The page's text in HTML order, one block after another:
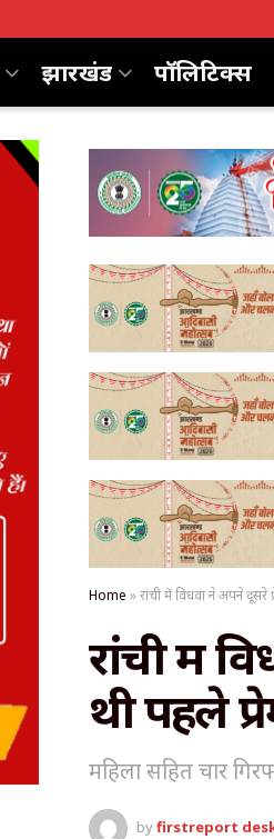
झारखंड पॉलिटिक्स
Home »रांची में विधवा ने अपने दूसरे
रांची में
थी पहले
महिला सहित चार
byfirstreport